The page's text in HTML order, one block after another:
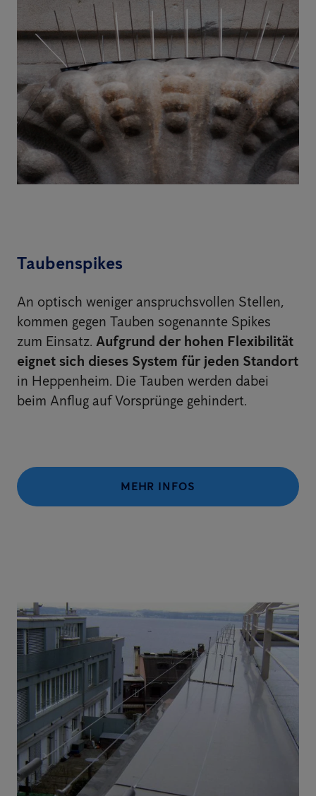
Taubenspikes
An optisch weniger anspruchsvollen Stellen,
kommen gegen Tauben sogenannte Spikes
zum Einsatz. Aufgrund der hohen Flexibilität
eignet sich dieses System für jeden Standort
in Heppenheim. Die Tauben werden dabei
beim Anflug auf Vorsprünge gehindert.
MEHR INFOS